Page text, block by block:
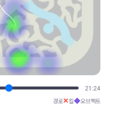
23:26
경로✕킬◆오브젝트